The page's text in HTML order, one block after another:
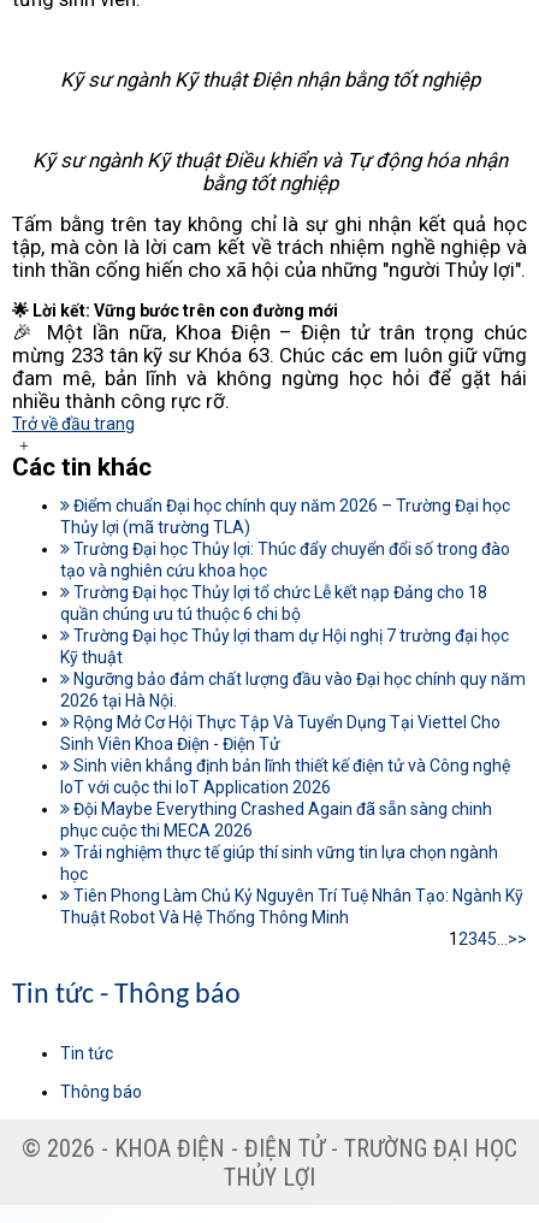
Kỹ sư ngành Kỹ thuật Điện nhận bằng tốt nghiệp
Kỹ sư ngành Kỹ thuật Điều khiển và Tự động hóa nhận
bằng tốt nghiệp
Tấm bằng trên tay không chỉ là sự ghi nhận kết quả học
tập, mà còn là lời cam kết về trách nhiệm nghề nghiệp và
tinh thần cống hiến cho xã hội của những "người Thủy lợi".
🌟 Lời kết: Vững bước trên con đường mới
🎉 Một lần nữa, Khoa Điện – Điện tử trân trọng chúc
mừng 233 tân kỹ sư Khóa 63. Chúc các em luôn giữ vững
đam mê, bản lĩnh và không ngừng học hỏi để gặt hái
nhiều thành công rực rỡ.
Trở về đầu trang
Các tin khác
Điểm chuẩn Đại học chính quy năm 2026 – Trường Đại học
Thủy lợi (mã trường TLA)
Trường Đại học Thủy lợi: Thúc đẩy chuyển đổi số trong đào
tạo và nghiên cứu khoa học
Trường Đại học Thủy lợi tổ chức Lễ kết nạp Đảng cho 18
quần chúng ưu tú thuộc 6 chi bộ
Trường Đại học Thủy lợi tham dự Hội nghị 7 trường đại học
Kỹ thuật
Ngưỡng bảo đảm chất lượng đầu vào Đại học chính quy năm
2026 tại Hà Nội.
Rộng Mở Cơ Hội Thực Tập Và Tuyển Dụng Tại Viettel Cho
Sinh Viên Khoa Điện - Điện Tử
Sinh viên khẳng định bản lĩnh thiết kế điện tử và Công nghệ
IoT với cuộc thi IoT Application 2026
Đội Maybe Everything Crashed Again đã sẵn sàng chinh
phục cuộc thi MECA 2026
Trải nghiệm thực tế giúp thí sinh vững tin lựa chọn ngành
học
Tiên Phong Làm Chủ Kỷ Nguyên Trí Tuệ Nhân Tạo: Ngành Kỹ
Thuật Robot Và Hệ Thống Thông Minh
12345...>>
Tin tức - Thông báo
Tin tức
Thông báo
© 2026 - KHOA ĐIỆN - ĐIỆN TỬ - TRƯỜNG ĐẠI HỌC
THỦY LỢI